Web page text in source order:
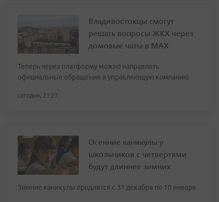
Владивостокцы смогут
решать вопросы ЖКХ через
домовые чаты в МАХ
Теперь через платформу можно направлять
официальные обращения в управляющую компанию
сегодня, 21:27
Осенние каникулы у
школьников с четвертями
будут длиннее зимних
Зимние каникулы продлятся с 31 декабря по 10 января